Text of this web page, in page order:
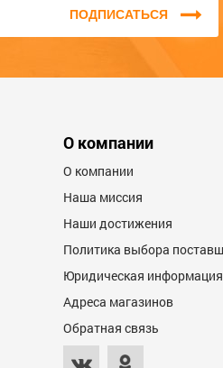
600
ПОДПИСАТЬСЯ
О компании
О компании
Наша миссия
Наши достижения
Политика выбора
Юридическая информация
Адреса магазинов
Обратная связь